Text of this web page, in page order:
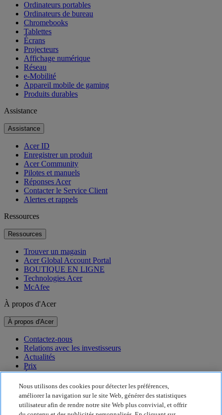
Ordinateurs portables
Ordinateurs de bureau
Chromebooks
Tablettes
Écrans
Projecteurs
Affichage numérique
Réseau
e-Mobilité
Appareil mobile de gaming
Produits durables
Assistance
Assistance
Acer ID
Enregistrer un produit
Acer Community
Pilotes et manuels
Réponses Acer
Contacter le Service Client
Alertes et rappels
Ressources
Ressources
Trouver un magasin
Acer Global Account Portal
BOUTIQUE EN LIGNE
Technologies Acer
McAfee
À propos d'Acer
À propos d'Acer
Contactez-nous
Relations avec les investisseurs
Actualités
Prix
Événements
Développement durable
Développement durable
Nous utilisons des cookies pour détecter les préférences,
améliorer la navigation sur le site Web, générer des statistiques
utilisateur afin de rendre notre site Web plus convivial, et offrir